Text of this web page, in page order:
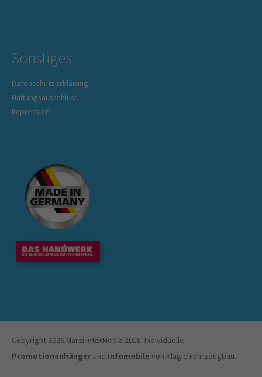
Sonstiges
Datenschutzerklärung
Haftungsausschluss
Impressum
Copyright 2026 Marzi InterMedia 2018. Individuelle
Promotionanhänger und Infomobile von Klagie Fahrzeugbau.